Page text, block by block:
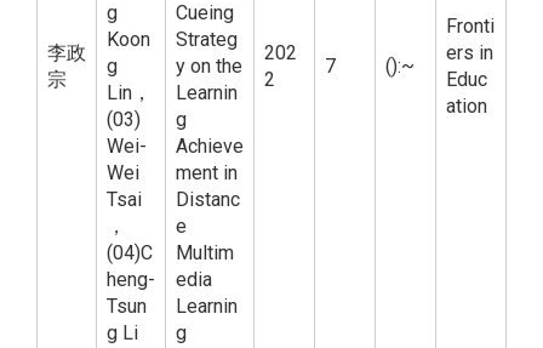
李政
宗
g
Koon
g
Lin，
(03)
Wei-
Wei
Tsai
，
(04)C
heng-
Tsun
g Li
Cueing
Strateg
y on the
Learnin
g
Achieve
ment in
Distanc
e
Multim
edia
Learnin
g
202
2
7 ():~
Fronti
ers in
Educ
ation